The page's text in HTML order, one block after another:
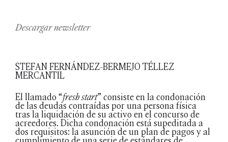
Descargar newsletter
STEFAN FERNÁNDEZ-BERMEJO TÉLLEZ
MERCANTIL
El llamado “fresh start” consiste en la condonación
de las deudas contraídas por una persona física
tras la liquidación de su activo en el concurso de
acreedores. Dicha condonación está supeditada a
dos requisitos: la asunción de un plan de pagos y al